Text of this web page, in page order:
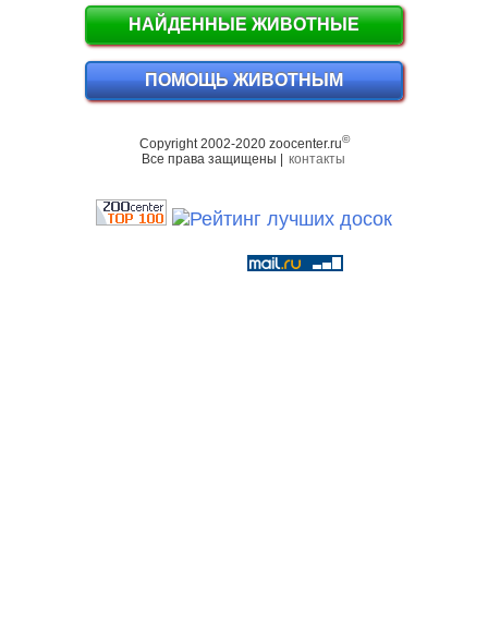
НАЙДЕННЫЕ ЖИВОТНЫЕ
ПОМОЩЬ ЖИВОТНЫМ
Copyright 2002-2020 zoocenter.ru©
Все права защищены | контакты